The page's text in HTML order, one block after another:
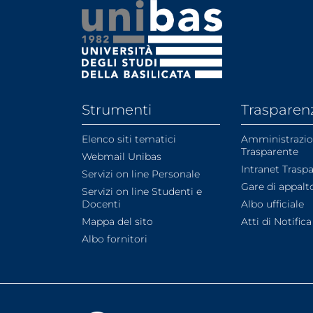
Strumenti
Elenco siti tematici
Webmail Unibas
Servizi on line Personale
Servizi on line Studenti e
Docenti
Mappa del sito
Albo fornitori
Trasparente
Intranet
Gare di
Albo ufficiale
Atti di Notifica